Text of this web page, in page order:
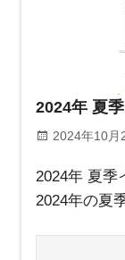
2024年 夏
2024年10月
2024年 夏季
2024年の夏